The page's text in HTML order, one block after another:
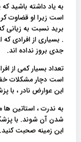
به یاد داشته باشید
است زیرا او قضاوت
برید نسبت به زیانی
. بسیاری از افرادی
جدی بروز نداده اند.
تعداد بسیار کمی از
است دچار مشکلات
این عوارض نادر ،
به ندرت ، استاتین
شدن آن شوند. با
این زمینه صحبت کنید.